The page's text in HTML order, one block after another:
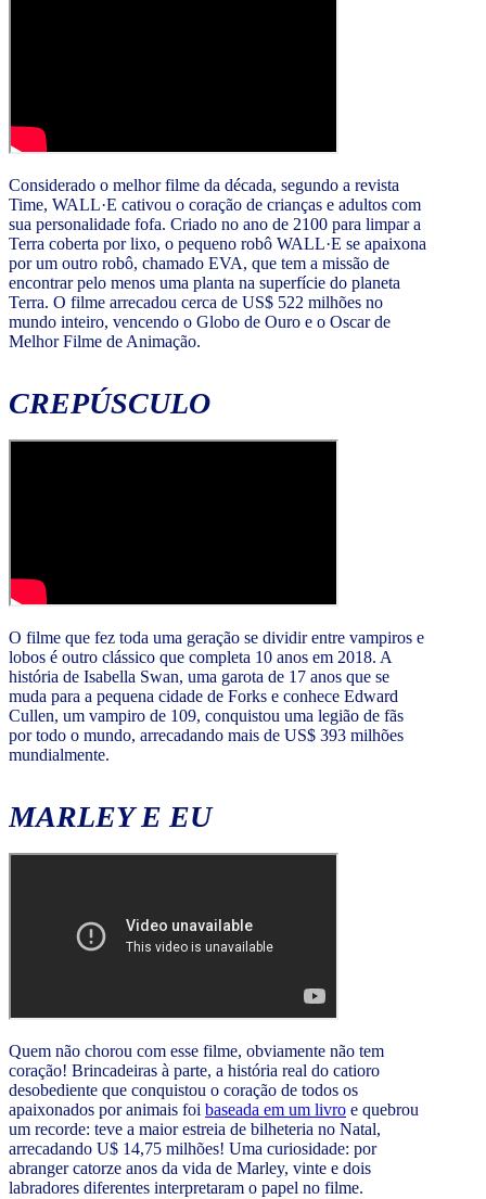
Considerado o melhor filme da década, segundo a revista
Time, WALL·E cativou o coração de crianças e adultos com
sua personalidade fofa. Criado no ano de 2100 para limpar a
Terra coberta por lixo, o pequeno robô WALL·E se apaixona
por um outro robô, chamado EVA, que tem a missão de
encontrar pelo menos uma planta na superfície do planeta
Terra. O filme arrecadou cerca de US$ 522 milhões no
mundo inteiro, vencendo o Globo de Ouro e o Oscar de
Melhor Filme de Animação.
CREPÚSCULO
O filme que fez toda uma geração se dividir entre vampiros e
lobos é outro clássico que completa 10 anos em 2018. A
história de Isabella Swan, uma garota de 17 anos que se
muda para a pequena cidade de Forks e conhece Edward
Cullen, um vampiro de 109, conquistou uma legião de fãs
por todo o mundo, arrecadando mais de US$ 393 milhões
mundialmente.
MARLEY E EU
Quem não chorou com esse filme, obviamente não tem
coração! Brincadeiras à parte, a história real do catioro
desobediente que conquistou o coração de todos os
apaixonados por animais foi baseada em um livro e quebrou
um recorde: teve a maior estreia de bilheteria no Natal,
arrecadando U$ 14,75 milhões! Uma curiosidade: por
abranger catorze anos da vida de Marley, vinte e dois
labradores diferentes interpretaram o papel no filme.